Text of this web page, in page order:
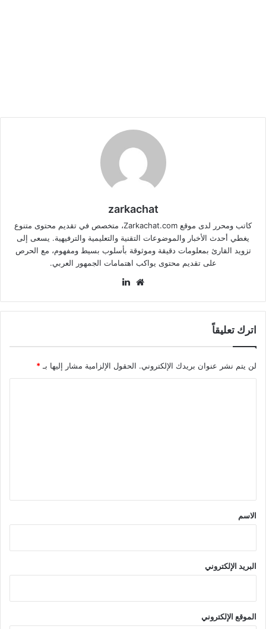
zarkachat
كاتب ومحرر لدى موقع Zarkachat.com، متخصص في تقديم محتوى متنوع
يغطي أحدث الأخبار والموضوعات التقنية والتعليمية والترفيهية. يسعى إلى
تزويد القارئ بمعلومات دقيقة وموثوقة بأسلوب بسيط ومفهوم، مع الحرص
على تقديم محتوى يواكب اهتمامات الجمهور العربي.
موقع
اترك تعليقاً
لن يتم نشر عنوان بريدك الإلكتروني. الحقول الإلزامية مشار إليها بـ *
*
الاسم
البريد الإلكتروني
الموقع الإلكتروني